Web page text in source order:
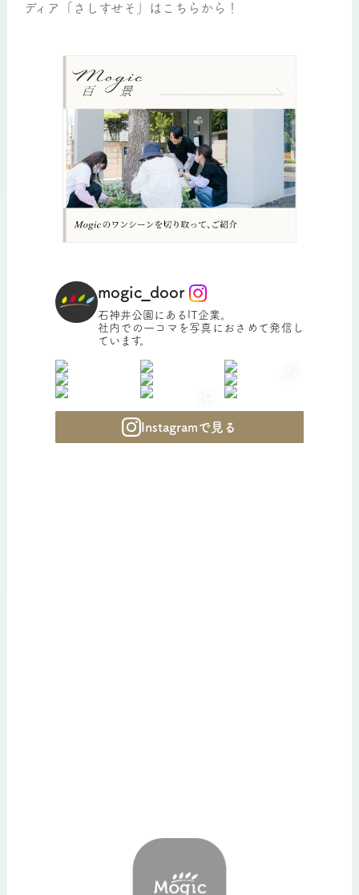
ディア「さしすせそ」はこちらから！
mogic_door
石神井公園にあるIT企業。
社内での一コマを写真におさめて発信し
ています。
Instagramで見る